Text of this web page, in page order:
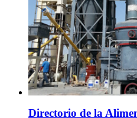
Directorio de la